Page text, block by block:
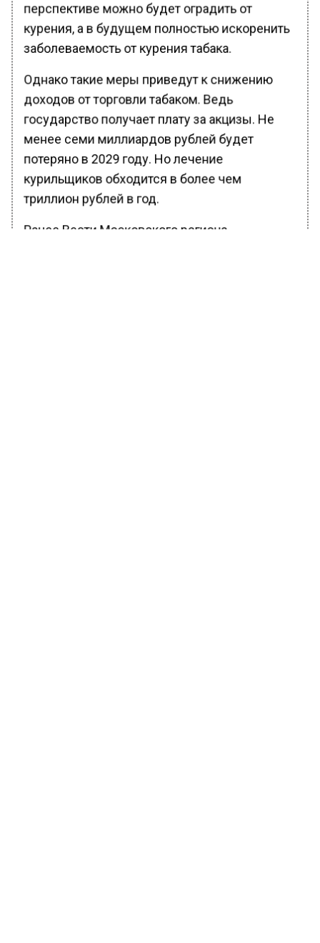
перспективе можно будет оградить от
курения, а в будущем полностью искоренить
заболеваемость от курения табака.
Однако такие меры приведут к снижению
доходов от торговли табаком. Ведь
государство получает плату за акцизы. Не
менее семи миллиардов рублей будет
потеряно в 2029 году. Но лечение
курильщиков обходится в более чем
триллион рублей в год.
Ранее Вести Московского региона